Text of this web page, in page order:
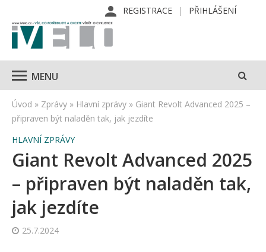
REGISTRACE PŘIHLÁŠENÍ
MENU
Úvod » Zprávy » Hlavní zprávy » Giant Revolt Advanced 2025 –
připraven být naladěn tak, jak jezdíte
HLAVNÍ ZPRÁVY
Giant Revolt Advanced 2025
– připraven být naladěn tak,
jak jezdíte
25.7.2024